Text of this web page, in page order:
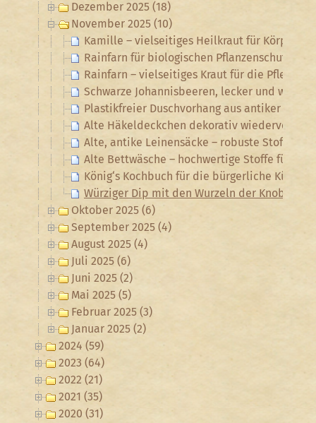
Dezember 2025 (18)
November 2025 (10)
Kamille – vielseitiges Heilkraut für Körper
Rainfarn für biologischen Pflanzenschutz
Rainfarn – vielseitiges Kraut für die Pflege
Schwarze Johannisbeeren, lecker und
Plastikfreier Duschvorhang aus antiker
Alte Häkeldeckchen dekorativ
Alte, antike Leinensäcke – robuste Stoffe für
Alte Bettwäsche – hochwertige Stoffe für
König‘s Kochbuch für die bürgerliche Küche
Würziger Dip mit den Wurzeln der
Oktober 2025 (6)
September 2025 (4)
August 2025 (4)
Juli 2025 (6)
Juni 2025 (2)
Mai 2025 (5)
Februar 2025 (3)
Januar 2025 (2)
2024 (59)
2023 (64)
2022 (21)
2021 (35)
2020 (31)